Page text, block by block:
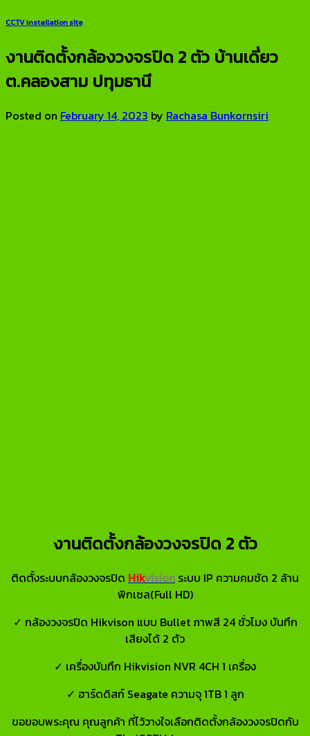
CCTV installation site
งานติดตั้งกล้องวงจรปิด 2 ตัว บ้านเดี่ยว
ต.คลองสาม ปทุมธานี
Posted on February 14, 2023 by Rachasa Bunkornsiri
งานติดตั้งกล้องวงจรปิด 2 ตัว
ติดตั้งระบบกล้องวงจรปิด Hikvision ระบบ IP ความคมชัด 2 ล้าน
พิกเซล(Full HD)
✓ กล้องวงจรปิด Hikvison แบบ Bullet ภาพสี 24 ชั่วโมง บันทึก
เสียงได้ 2 ตัว
✓ เครื่องบันทึก Hikvision NVR 4CH 1 เครื่อง
✓ ฮาร์ดดิสก์ Seagate ความจุ 1TB 1 ลูก
ขอขอบพระคุณ คุณลูกค้า ที่ไว้วางใจเลือกติดตั้งกล้องวงจรปิดกับ